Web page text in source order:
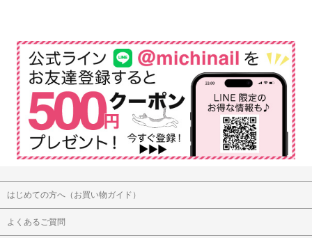
はじめての方へ（お買い物ガイド）
よくあるご質問